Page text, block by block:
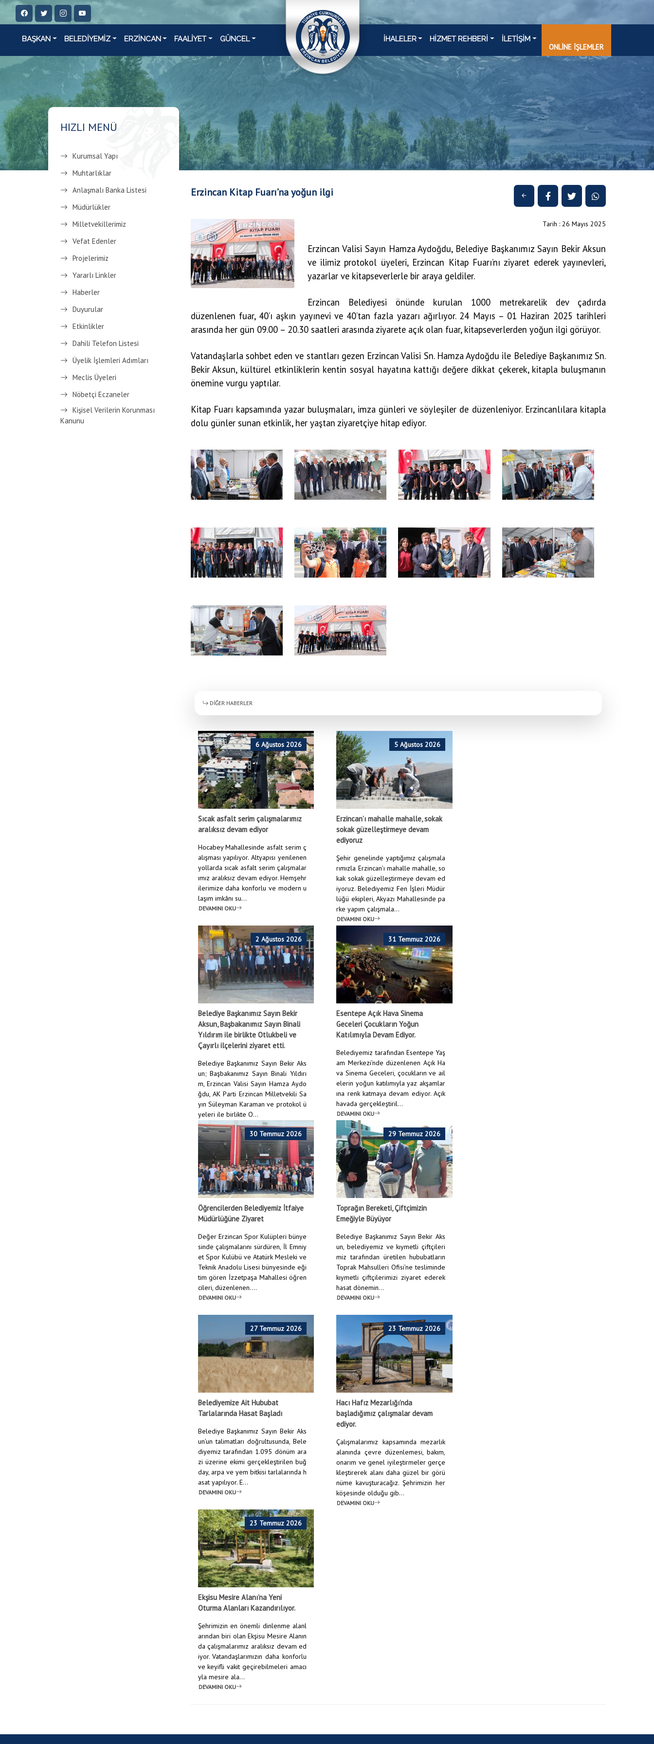
BAŞKAN BELEDİYEMİZ ERZİNCAN FAALİYET GÜNCEL İHALELER HİZMET REHBERİ İLETİŞİM
ONLİNE İŞLEMLER
HIZLI MENÜ
Kurumsal Yapı
Muhtarlıklar
Anlaşmalı Banka Listesi
Müdürlükler
Milletvekillerimiz
Vefat Edenler
Projelerimiz
Yararlı Linkler
Haberler
Duyurular
Etkinlikler
Dahili Telefon Listesi
Üyelik İşlemleri Adımları
Meclis Üyeleri
Nöbetçi Eczaneler
Kişisel Verilerin Korunması
Kanunu
Erzincan Kitap Fuarı’na yoğun ilgi
Tarih : 26 Mayıs 2025
Erzincan Valisi Sayın Hamza Aydoğdu, Belediye Başkanımız Sayın Bekir Aksun
ve ilimiz protokol üyeleri, Erzincan Kitap Fuarı’nı ziyaret ederek yayınevleri,
yazarlar ve kitapseverlerle bir araya geldiler.
Erzincan Belediyesi önünde kurulan 1000 metrekarelik dev çadırda
düzenlenen fuar, 40’ı aşkın yayınevi ve 40’tan fazla yazarı ağırlıyor. 24 Mayıs – 01 Haziran 2025 tarihleri
arasında her gün 09.00 – 20.30 saatleri arasında ziyarete açık olan fuar, kitapseverlerden yoğun ilgi görüyor.
Vatandaşlarla sohbet eden ve stantları gezen Erzincan Valisi Sn. Hamza Aydoğdu ile Belediye Başkanımız Sn.
Bekir Aksun, kültürel etkinliklerin kentin sosyal hayatına kattığı değere dikkat çekerek, kitapla buluşmanın
önemine vurgu yaptılar.
Kitap Fuarı kapsamında yazar buluşmaları, imza günleri ve söyleşiler de düzenleniyor. Erzincanlılara kitapla
dolu günler sunan etkinlik, her yaştan ziyaretçiye hitap ediyor.
DİĞER HABERLER
6 Ağustos 2026
Sıcak asfalt serim çalışmalarımız
aralıksız devam ediyor
Hocabey Mahallesinde asfalt serim ç
alışması yapılıyor. Altyapısı yenilenen
yollarda sıcak asfalt serim çalışmalar
ımız aralıksız devam ediyor. Hemşehr
ilerimize daha konforlu ve modern u
laşım imkânı su...
DEVAMINI OKU
5 Ağustos 2026
Erzincan’ı mahalle mahalle, sokak
sokak güzelleştirmeye devam
ediyoruz
Şehir genelinde yaptığımız çalışmala
rımızla Erzincan’ı mahalle mahalle, so
kak sokak güzelleştirmeye devam ed
iyoruz. Belediyemiz Fen İşleri Müdür
lüğü ekipleri, Akyazı Mahallesinde pa
rke yapım çalışmala...
DEVAMINI OKU
2 Ağustos 2026
Belediye Başkanımız Sayın Bekir
Aksun, Başbakanımız Sayın Binali
Yıldırım ile birlikte Otlukbeli ve
Çayırlı ilçelerini ziyaret etti.
Belediye Başkanımız Sayın Bekir Aks
un; Başbakanımız Sayın Binali Yıldırı
m, Erzincan Valisi Sayın Hamza Aydo
ğdu, AK Parti Erzincan Milletvekili Sa
yın Süleyman Karaman ve protokol ü
yeleri ile birlikte O...
DEVAMINI OKU
31 Temmuz 2026
Esentepe Açık Hava Sinema
Geceleri Çocukların Yoğun
Katılımıyla Devam Ediyor.
Belediyemiz tarafından Esentepe Yaş
am Merkezi’nde düzenlenen Açık Ha
va Sinema Geceleri, çocukların ve ail
elerin yoğun katılımıyla yaz akşamlar
ına renk katmaya devam ediyor. Açık
havada gerçekleştiril...
DEVAMINI OKU
30 Temmuz 2026
Öğrencilerden Belediyemiz İtfaiye
Müdürlüğüne Ziyaret
Değer Erzincan Spor Kulüpleri bünye
sinde çalışmalarını sürdüren, İl Emniy
et Spor Kulübü ve Atatürk Mesleki ve
Teknik Anadolu Lisesi bünyesinde eği
tim gören İzzetpaşa Mahallesi öğren
cileri, düzenlenen....
DEVAMINI OKU
29 Temmuz 2026
Toprağın Bereketi, Çiftçimizin
Emeğiyle Büyüyor
Belediye Başkanımız Sayın Bekir Aks
un, belediyemiz ve kıymetli çiftçileri
miz tarafından üretilen hububatların
Toprak Mahsulleri Ofisi’ne tesliminde
kıymetli çiftçilerimizi ziyaret ederek
hasat dönemin...
DEVAMINI OKU
27 Temmuz 2026
Belediyemize Ait Hububat
Tarlalarında Hasat Başladı
Belediye Başkanımız Sayın Bekir Aks
un’un talimatları doğrultusunda, Bele
diyemiz tarafından 1.095 dönüm ara
zi üzerine ekimi gerçekleştirilen buğ
day, arpa ve yem bitkisi tarlalarında h
asat yapılıyor. E...
DEVAMINI OKU
23 Temmuz 2026
Hacı Hafız Mezarlığı’nda
başladığımız çalışmalar devam
ediyor.
Çalışmalarımız kapsamında mezarlık
alanında çevre düzenlemesi, bakım,
onarım ve genel iyileştirmeler gerçe
kleştirerek alanı daha güzel bir görü
nüme kavuşturacağız. Şehrimizin her
köşesinde olduğu gib...
DEVAMINI OKU
23 Temmuz 2026
Ekşisu Mesire Alanı’na Yeni
Oturma Alanları Kazandırılıyor.
Şehrimizin en önemli dinlenme alanl
arından biri olan Ekşisu Mesire Alanın
da çalışmalarımız aralıksız devam ed
iyor. Vatandaşlarımızın daha konforlu
ve keyifli vakit geçirebilmeleri amacı
yla mesire ala...
DEVAMINI OKU